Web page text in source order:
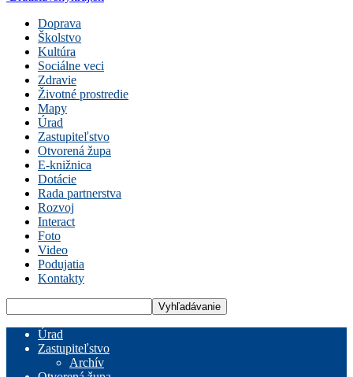
Doprava
Školstvo
Kultúra
Sociálne veci
Zdravie
Životné prostredie
Mapy
Úrad
Zastupiteľstvo
Otvorená župa
E-knižnica
Dotácie
Rada partnerstva
Rozvoj
Interact
Foto
Video
Podujatia
Kontakty
Úrad
Zastupiteľstvo
Archív